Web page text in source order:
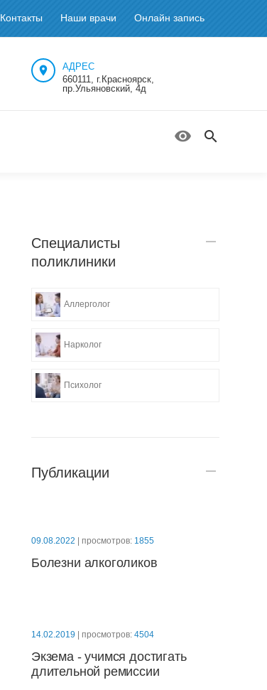
Контакты Наши врачи Онлайн запись
АДРЕС
660111, г.Красноярск,
пр.Ульяновский, 4д
Специалисты
поликлиники
Аллерголог
Нарколог
Психолог
Публикации
09.08.2022 | просмотров: 1855
Болезни алкоголиков
14.02.2019 | просмотров: 4504
Экзема - учимся достигать
длительной ремиссии